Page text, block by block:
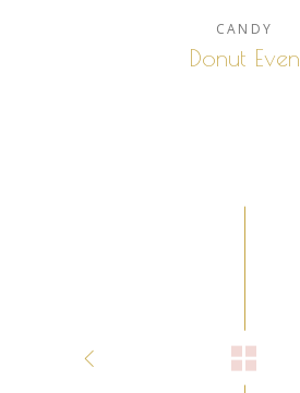
CANDY
Donut Even